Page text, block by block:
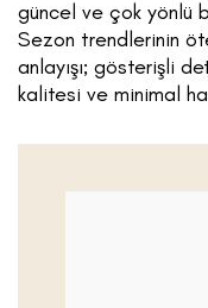
güncel ve çok yönlü
Sezon trendlerinin
anlayışı; gösterişli
kalitesi ve minimal